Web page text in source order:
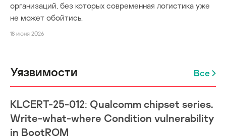
организаций, без которых современная логистика уже
не может обойтись.
18 июня 2026
Уязвимости Все
KLCERT-25-012: Qualcomm chipset series.
Write-what-where Condition vulnerability
in BootROM